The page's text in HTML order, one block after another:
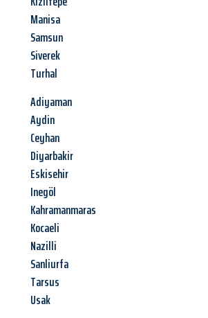
Manisa
Samsun
Siverek
Turhal
Adiyaman
Aydin
Ceyhan
Diyarbakir
Eskisehir
Inegöl
Kahramanmaras
Kocaeli
Nazilli
Sanliurfa
Tarsus
Usak